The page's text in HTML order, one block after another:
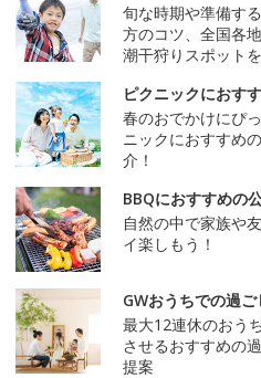
旬な時期や準備す
方のコツ、全国各
潮干狩りスポット
ピクニックにおす
春のおでかけにぴ
ニックにおすすめ
介！
BBQにおすすめの
自然の中で家族や
イ楽しもう！
GWおうちでの過
最大12連休のおう
させるおすすめの
提案